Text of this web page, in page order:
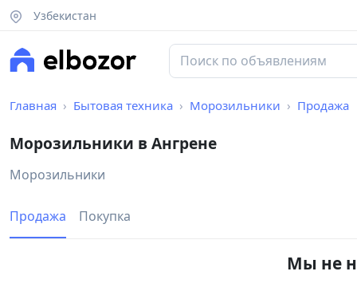
Узбекистан
Главная Бытовая техника Морозильники Продажа
Морозильники в Ангрене
Морозильники
Продажа Покупка
Мы не